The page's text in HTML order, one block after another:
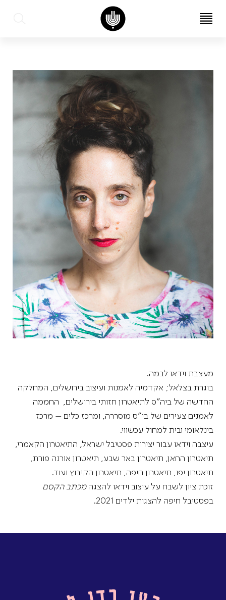
מעצבת וידאו לבמה.
בוגרת בצלאל; אקדמיה לאמנות ועיצוב בירושלים, המחלקה
החדשה של ביה״ס לתיאטרון חזותי בירושלים, החממה
לאמנים צעירים של בי"ס מוסררה, ומרכז כלים – מרכז
בינלאומי ובית למחול עכשווי.
עיצבה וידאו עבור יצירות פסטיבל ישראל, התיאטרון הקאמרי,
תיאטרון החאן, תיאטרון באר שבע, תיאטרון אורנה פורת,
תיאטרון יפו, תיאטרון חיפה, תיאטרון הקיבוץ ועוד.
זוכת ציון לשבח על עיצוב וידאו להצגהמכתב הקסם
בפסטיבל חיפה להצגות ילדים 2021.